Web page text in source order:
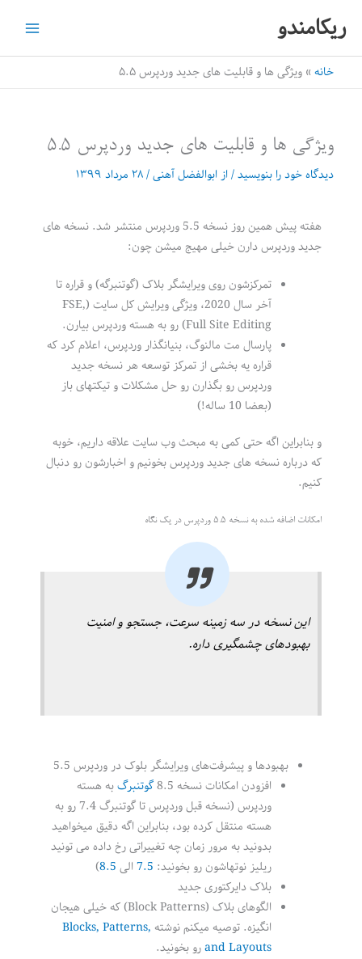
ریکامندو
خانه ویژگی ها و قابلیت های جدید وردپرس ۵.۵
ویژگی ها و قابلیت های جدید وردپرس ۵.۵
دیدگاه‌ خود را بنویسید/ از ابوالفضل آهنی/۲۸ مرداد ۱۳۹۹
هفته پیش همین روز نسخه 5.5 وردپرس منتشر شد. نسخه های
جدید وردپرس دارن خیلی مهیج میشن چون:
تمرکزشون روی ویرایشگر بلاک (گوتنبرگه) و قراره تا
آخر سال 2020، ویژگی ویرایش کل سایت (FSE,
Full Site Editing) رو به هسته وردپرس بیارن.
پارسال مت مالنوگ، بنیانگذار وردپرس، اعلام کرد که
قراره یه بخشی از تمرکز توسعه هر نسخه جدید
وردپرس رو بگذارن رو حل مشکلات و تیکتهای باز
(بعضا 10 ساله!)
و بنابراین اگه حتی کمی به مبحث وب سایت علاقه داریم، خوبه
که درباره نسخه های جدید وردپرس بخونیم و اخبارشون رو دنبال
کنیم.
امکانات اضافه شده به نسخه 5.5 وردپرس در یک نگاه
این نسخه در سه زمینه سرعت، جستجو و امنیت
بهبودهای چشمگیری داره.
بهبودها و پیشرفت‌های ویرایشگر بلوک در وردپرس 5.5
افزودن امکانات نسخه 8.5
گوتنبرگبه هسته
وردپرس (نسخه قبل وردپرس تا گوتنبرگ 7.4 رو به
هسته منتقل کرده بود، بنابراین اگه دقیق میخواهید
بدونید به مرور زمان چه تغییراتی رخ داده می تونید
ریلیز نوتهاشون رو بخونید: 7.5الی 8.5
)
بلاک دایرکتوری جدید
الگوهای بلاک (Block Patterns) که خیلی هیجان
انگیزه. توصیه میکنم نوشته Blocks, Patterns,
and Layoutsرو بخونید.